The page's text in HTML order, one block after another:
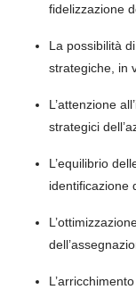
fidelizzazione
La possibilità
strategiche, in
L’attenzione
strategici
L’equilibrio
identificazione